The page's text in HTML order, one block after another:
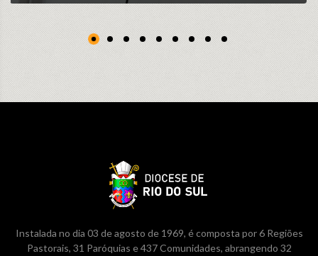
Instalada no dia 03 de agosto de 1969, é composta por 6 Regiões
Pastorais, 31 Paróquias e 437 Comunidades, abrangendo 32